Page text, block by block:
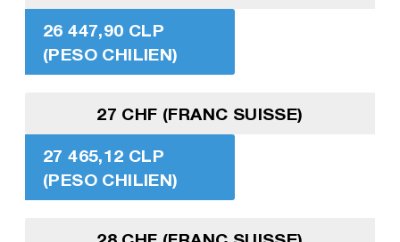
26 447,90 CLP
(PESO CHILIEN)
27 CHF (FRANC SUISSE)
27 465,12 CLP
(PESO CHILIEN)